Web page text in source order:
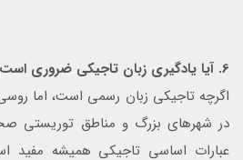
6. آیا یادگیری زبان تاجیکی ضروری است؟
اگرچه تاجیکی زبان رسمی است، اما
در شهرهای بزرگ و مناطق توریستی
عبارات اساسی تاجیکی همیشه مفید